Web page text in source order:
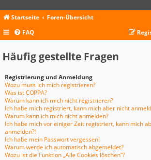
Startseite Foren-Übersicht
FAQ
Häufig gestellte Fragen
Registrierung und Anmeldung
Wozu muss ich mich registrieren?
Was ist COPPA?
Warum kann ich mich nicht registrieren?
Ich habe mich registriert, kann mich aber nicht
Warum kann ich mich nicht anmelden?
Ich habe mich vor einiger Zeit registriert, kann mich
anmelden?!
Ich habe mein Passwort vergessen!
Warum werde ich automatisch abgemeldet?
Wozu ist die Funktion „Alle Cookies löschen“?